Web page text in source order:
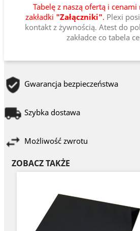
Tabelę z naszą ofertą i
zakładki "Załączniki". Plexi
kontakt z żywnością. Atest do
zakładce co tabela
Gwarancja bezpieczeństwa
Szybka dostawa
Możliwość zwrotu
ZOBACZ TAKŻE